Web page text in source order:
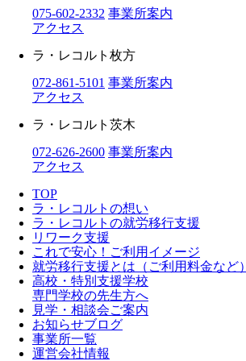
075-602-2332 事業所案内
アクセス
ラ・レコルト枚方
072-861-5101 事業所案内
アクセス
ラ・レコルト茨木
072-626-2600 事業所案内
アクセス
TOP
ラ・レコルトの想い
ラ・レコルトの就労移行支援
リワーク支援
これで安心！ご利用イメージ
就労移行支援とは（ご利用料金など）
高校・特別支援学校
専門学校の先生方へ
見学・相談会ご案内
お知らせブログ
事業所一覧
運営会社情報